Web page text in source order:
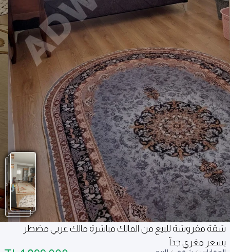
شقة مفروشة للبيع من المالك مباشرة مالك عربي مضطر
بسعر مغري جدآ